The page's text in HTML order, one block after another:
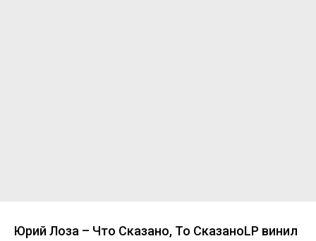
Юрий Лоза – Что Сказано, То СказаноLP винил